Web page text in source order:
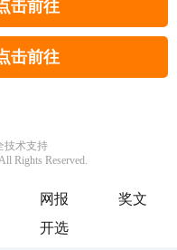
网报
奖文
开选